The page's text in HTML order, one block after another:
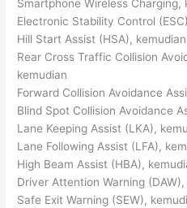
Smartphone Wireless Charging,
Electronic Stability Control
Hill Start Assist (HSA), kemudian
Rear Cross Traffic Collision
kemudian
Forward Collision Avoidance
Blind Spot Collision Avoidance
Lane Keeping Assist (LKA),
Lane Following Assist (LFA),
High Beam Assist (HBA),
Driver Attention Warning
Safe Exit Warning (SEW),